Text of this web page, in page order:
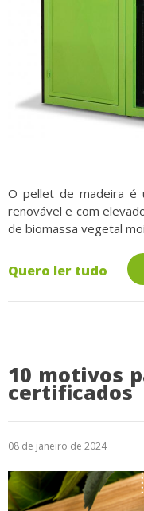
O pellet de madeira é
renovável e com
de biomassa vegetal
Quero ler tudo
10 motivos
certificados
08 de janeiro de 2024